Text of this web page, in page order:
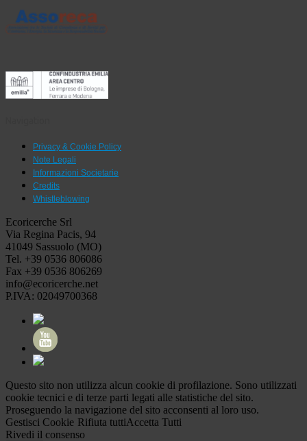
Privacy & Cookie Policy
Note Legali
Informazioni Societarie
Credits
Whistleblowing
Ecoricerche Srl
Via Regina Pacis, 94
41049 Sassuolo (MO)
Tel. +39 0536 806086
Fax +39 0536 806269
info@ecoricerche.net
P.IVA: 02049700368
Questo sito non utilizza alcun cookie di profilazione. Sono utilizzati
cookie tecnici e di terze parti legati alle statistiche del sito.
Proseguendo la navigazione del sito acconsenti al loro uso.
Gestisci Cookie Rifiuta tuttiAccetta Tutti
Rivedi il consenso